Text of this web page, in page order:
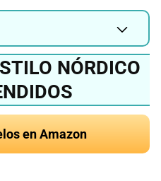
NÓRDICO
en Amazon